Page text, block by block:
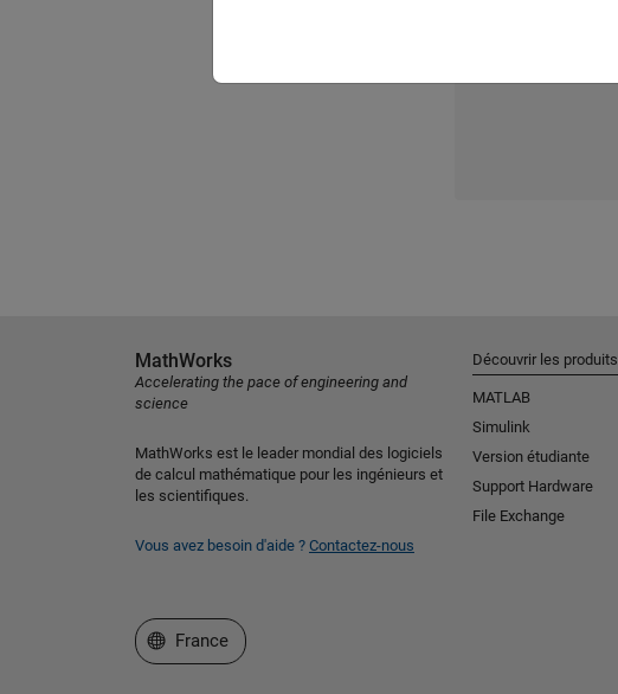
MathWorks
Accelerating the pace of engineering and
science
MathWorks est le leader mondial des logiciels
de calcul mathématique pour les ingénieurs et
les scientifiques.
Vous avez besoin d'aide ? Contactez-nous
Découvrir les produits
MATLAB
Simulink
Version étudiante
Support Hardware
File Exchange
Sélectionner un site web
France